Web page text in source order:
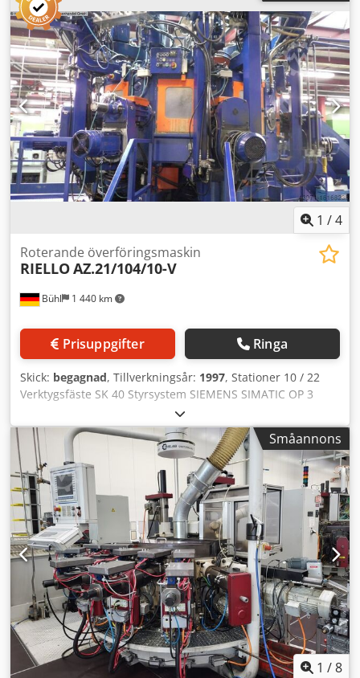
1 /4
Bühl 1 440 km
Roterande överföringsmaskin
RIELLOAZ.21/104/10-V
Prisuppgifter Ringa
Skick: begagnad, Tillverkningsår: 1997, Stationer 10 / 22
Verktygsfäste SK 40 Styrsystem SIEMENS SIMATIC OP 3
Totalt effektbehov ca 130 kW = Transfermaskin
Kamtrumma med 10 arbetsstycksstationer, 22
bearbetningsenheter (Borrning 10 enheter, borrning och
gängning 5 enheter; borrning och försänkning 3 enheter;
borrning, försänkning och gängning 1 enhet, gängning 3
enheter), Verktygsfäste SK 40 på varje enhet, motoreffekt
för de enskilda enheterna Codpotqqlrsfx Afdoha mellan
4,5 och 5,5 kW, SIEMENS-styrsystem SIMATIC OP 3,
påmatningsrobot ABB Tillbehör: Spännhylsa (utan backar),
spånhanterare, kylvätskesystem
Småannons
1 /8